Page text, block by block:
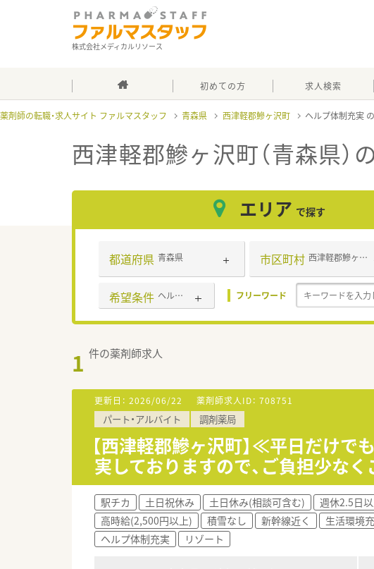
株式会社メディカルリソース
初めての方 求人検索
薬剤師の転職・求人サイト ファルマスタッフ 青森県 西津軽郡鰺ヶ沢町 ヘルプ体制充実
西津軽郡鰺ヶ沢町（青森県）
エリア で探す
都道府県 青森県 市区町村 西津軽郡鰺ヶ沢町
希望条件 ヘルプ体制充実 フリーワード
1 件の薬剤師求人
更新日： 2026/06/22 薬剤師求人ID： 708751
パート・アルバイト 調剤薬局
【西津軽郡鰺ヶ沢町】≪平日だけ
実しておりますので、ご負担少な
駅チカ 土日祝休み 土日休み(相談可含む) 週休2.5日
高時給(2,500円以上)
積雪なし 新幹線近く 生活環境
ヘルプ体制充実
リゾート